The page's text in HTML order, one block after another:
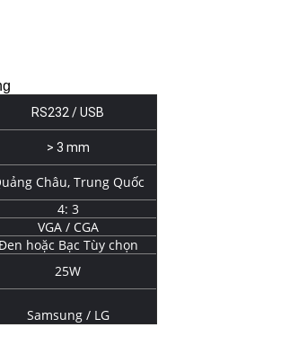
RS232 / USB
> 3 mm
Châu, Trung Quốc
4: 3
VGA / CGA
hoặc Bạc Tùy chọn
25W
Samsung / LG